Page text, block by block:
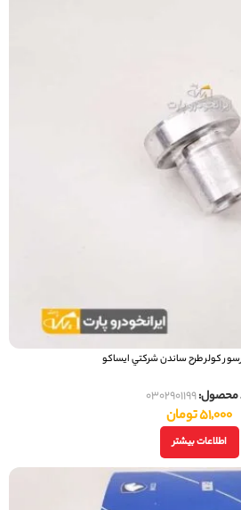
کولر طرح ساندن شرکتي ایساکو
محصول:0302901199
51,000تومان
اطلاعات بیشتر